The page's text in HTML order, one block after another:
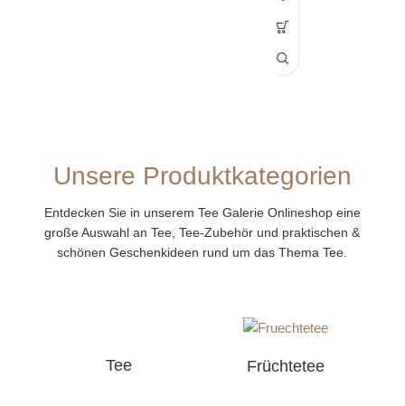
Unsere Produktkategorien
Entdecken Sie in unserem Tee Galerie Onlineshop eine
große Auswahl an Tee, Tee-Zubehör und praktischen &
schönen Geschenkideen rund um das Thema Tee.
Tee Früchtetee